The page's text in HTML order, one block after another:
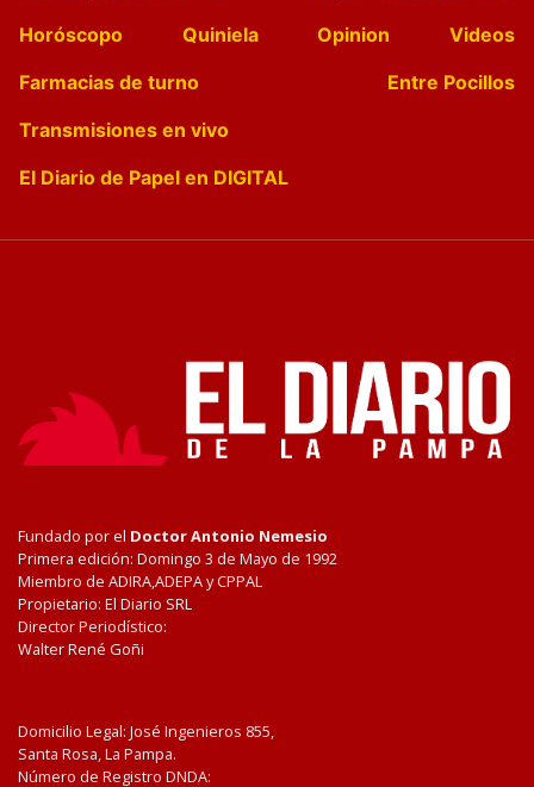
Horóscopo
Quiniela Opinion
Videos
Farmacias de turno
Entre Pocillos
Transmisiones en vivo
El Diario de Papel en DIGITAL
Fundado por el Doctor Antonio Nemesio
Primera edición: Domingo 3 de Mayo de 1992
Miembro de ADIRA,ADEPA y CPPAL
Propietario: El Diario SRL
Director Periodístico:
Walter René Goñi
Domicilio Legal: José Ingenieros 855,
Santa Rosa, La Pampa.
Número de Registro DNDA: